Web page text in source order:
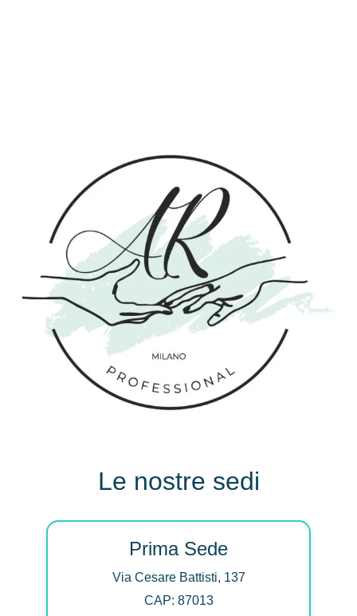
Le nostre sedi
Prima Sede
Via Cesare Battisti, 137
CAP: 87013